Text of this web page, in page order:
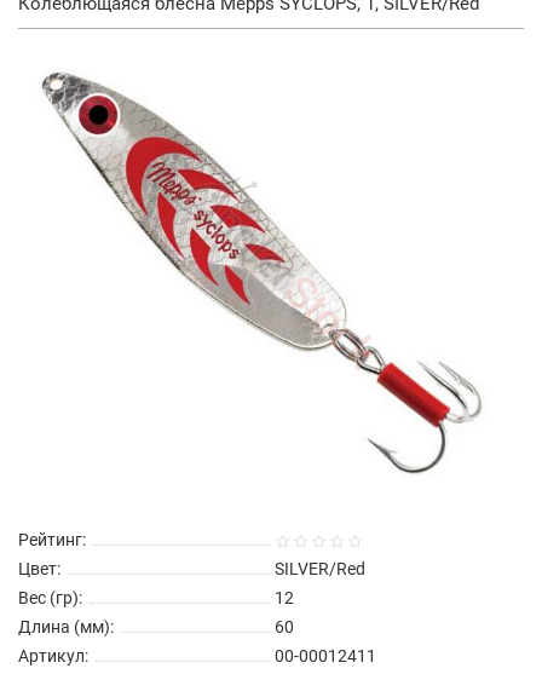
Рейтинг:
Цвет:
SILVER/Red
Вес (гр):
12
Длина (мм):
60
Артикул:
00-00012411